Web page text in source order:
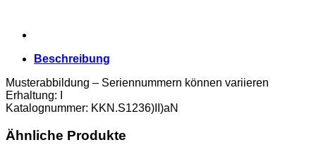
(KKN.S1236)II)aN)
I
Beschreibung
Musterabbildung – Seriennummern können variieren
Erhaltung: I
Katalognummer: KKN.S1236)II)aN
Ähnliche Produkte